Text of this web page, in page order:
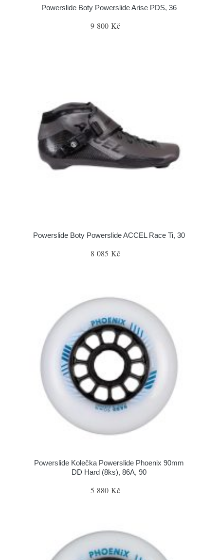
Powerslide Boty Powerslide Arise PDS, 36
9 800 Kč
Powerslide Boty Powerslide ACCEL Race Ti, 30
8 085 Kč
Powerslide Kolečka Powerslide Phoenix 90mm
DD Hard (8ks), 86A, 90
5 880 Kč